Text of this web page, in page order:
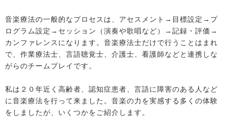
音楽療法の一般的なプロセスは、アセスメント→目標設定→プ
ログラム設定→セッション（演奏や歌唱など）→記録・評価→
カンファレンスになります。音楽療法士だけで行うことはまれ
で、作業療法士、言語聴覚士、介護士、看護師などと連携しな
がらのチームプレイです。
私は２０年近く高齢者、認知症患者、言語に障害のある人など
に音楽療法を行って来ました。音楽の力を実感する多くの体験
をしましたが、いくつかをご紹介します。